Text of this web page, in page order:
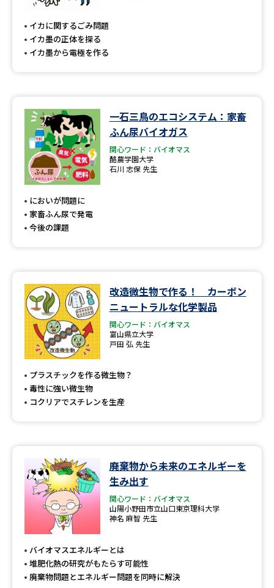
イカに関するごみ問題
イカ墨の正体を探る
イカ墨から電極を作る
一石三鳥のエコシステム：家畜
ふん尿バイオガス
関心ワード：バイオマス
酪農学園大学
石川 志保 先生
においが問題に
家畜ふん尿で発電
今後の課題
改造微生物で作る！ カーボン
ニュートラルな化学製品
関心ワード：バイオマス
富山県立大学
戸田 弘 先生
プラスチックを作る微生物？
毒性に強い微生物
コクリアでスチレンを生産
廃棄物から未来のエネルギーを
生み出す
関心ワード：バイオマス
山陽小野田市立山口東京理科大学
神名 麻智 先生
バイオマスエネルギーとは
堆肥化熱の研究がもたらす可能性
廃棄物問題とエネルギー問題を同時に解決